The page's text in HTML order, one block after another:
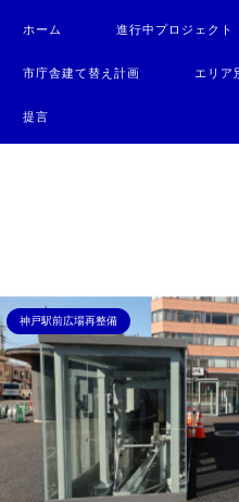
ホーム 進行中プロジェクト
市庁舎建て替え計画 エリア
提言
神戸駅前広場再整備